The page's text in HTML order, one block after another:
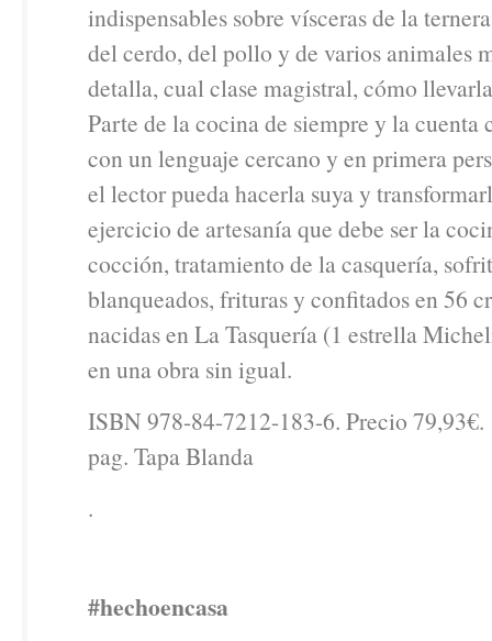
indispensables sobre vísceras de la
del cerdo, del pollo y de varios animales
detalla, cual clase magistral, cómo
Parte de la cocina de siempre y la cuenta
con un lenguaje cercano y en primera
el lector pueda hacerla suya y
ejercicio de artesanía que debe ser la
cocción, tratamiento de la casquería,
blanqueados, frituras y confitados en 56
nacidas en La Tasquería (1 estrella
en una obra sin igual.
ISBN 978-84-7212-183-6. Precio
pag. Tapa Blanda
.
#hechoencasa